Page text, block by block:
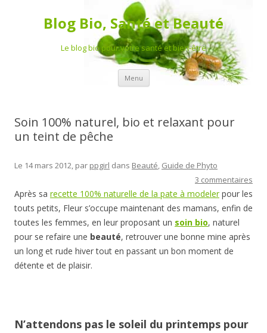
Blog Bio, Santé et Beauté
Le blog bio pour votre santé et bien-être
Menu Aller au contenu principal
Soin 100% naturel, bio et relaxant pour
un teint de pêche
Le 14 mars 2012, par ppgirl dans Beauté, Guide de Phyto
3 commentaires
Après sa recette 100% naturelle de la pate à modelerpour les
touts petits, Fleur s’occupe maintenant des mamans, enfin de
toutes les femmes, en leur proposant un soin bio, naturel
pour se refaire une beauté, retrouver une bonne mine après
un long et rude hiver tout en passant un bon moment de
détente et de plaisir.
N’attendons pas le soleil du printemps pour